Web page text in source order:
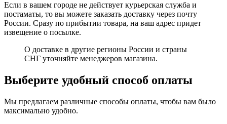
Если в вашем городе не действует курьерская служба и
постаматы, то вы можете заказать доставку через почту
России. Сразу по прибытии товара, на ваш адрес придет
извещение о посылке.
О доставке в другие регионы России и страны
СНГ уточняйте менеджеров магазина.
Выберите удобный способ оплаты
Мы предлагаем различные способы оплаты, чтобы вам было
максимально удобно.